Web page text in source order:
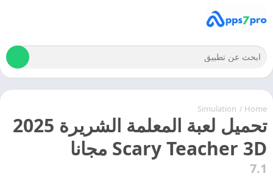
Home
/
Simulation
تحميل لعبة المعلمة الشريرة 2025
Scary Teacher 3D مجانا
7.1